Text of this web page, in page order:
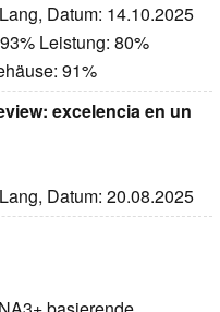
Datum: 14.10.2025
Leistung: 80%
91%
excelencia en un
Datum: 20.08.2025